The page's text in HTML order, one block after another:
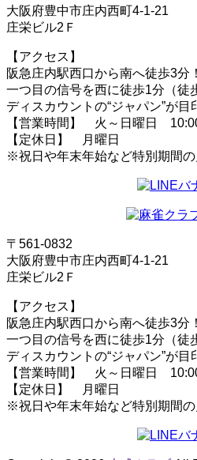
大阪府豊中市庄内西町4-1-21
庄栄ビル2Ｆ
【アクセス】
阪急庄内駅西口から南へ徒歩3分！
一つ目の信号を西に徒歩1分（徒
ディスカウントの“ジャパン”が目
【営業時間】 火～日曜日
【定休日】 月曜日
※祝日や年末年始など特別期間
〒561-0832
大阪府豊中市庄内西町4-1-21
庄栄ビル2Ｆ
【アクセス】
阪急庄内駅西口から南へ徒歩3分！
一つ目の信号を西に徒歩1分（徒
ディスカウントの“ジャパン”が目
【営業時間】 火～日曜日
【定休日】 月曜日
※祝日や年末年始など特別期間